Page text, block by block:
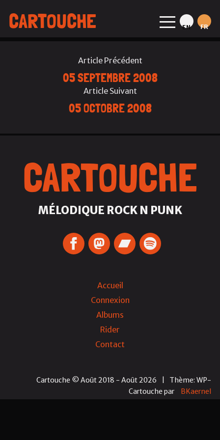
CARTOUCHE EN FR
Article Précédent
05 SEPTEMBRE 2008
Article Suivant
05 OCTOBRE 2008
CARTOUCHE
MÉLODIQUE ROCK N PUNK
Accueil
Connexion
Albums
Rider
Contact
Cartouche © Août 2018 - Août 2026
Thème: WP-
Cartouchepar BKaernel